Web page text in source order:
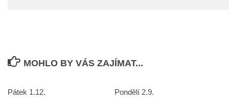
MOHLO BY VÁS ZAJÍMAT...
Pátek 1.12. Pondělí 2.9.